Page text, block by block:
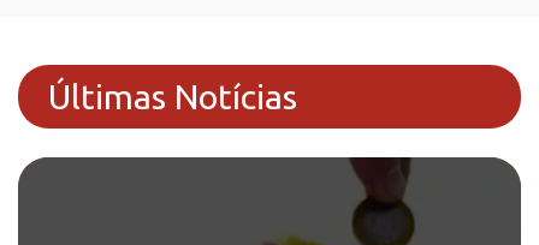
Últimas Notícias